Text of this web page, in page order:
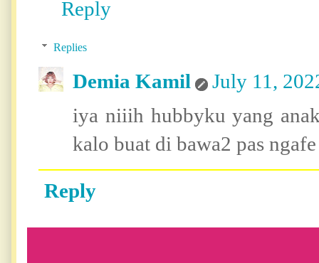
Reply
Replies
Demia Kamil
July 11,
iya niiih hubbyku yang
kalo buat di bawa2 pas
Reply